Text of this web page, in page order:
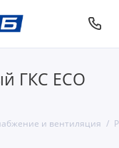
ГКС ECO
и вентиляция